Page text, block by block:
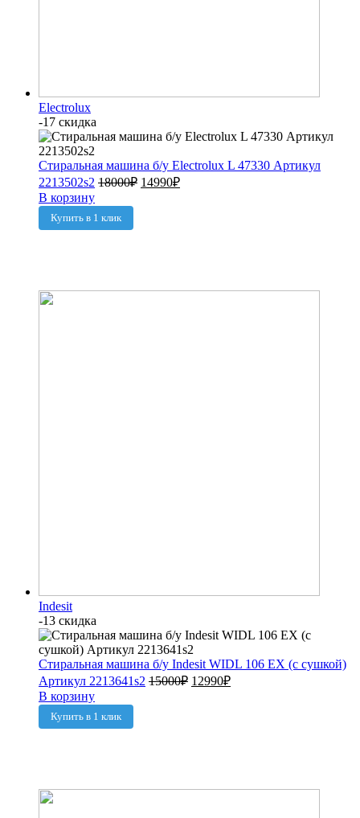
Electrolux
-17 скидка
Стиральная машина б/у Electrolux L 47330 Артикул
2213502s2 18000₽ 14990₽
В корзину
Купить в 1 клик
Indesit
-13 скидка
Стиральная машина б/у Indesit WIDL 106 EX (с сушкой)
Артикул 2213641s2 15000₽ 12990₽
В корзину
Купить в 1 клик